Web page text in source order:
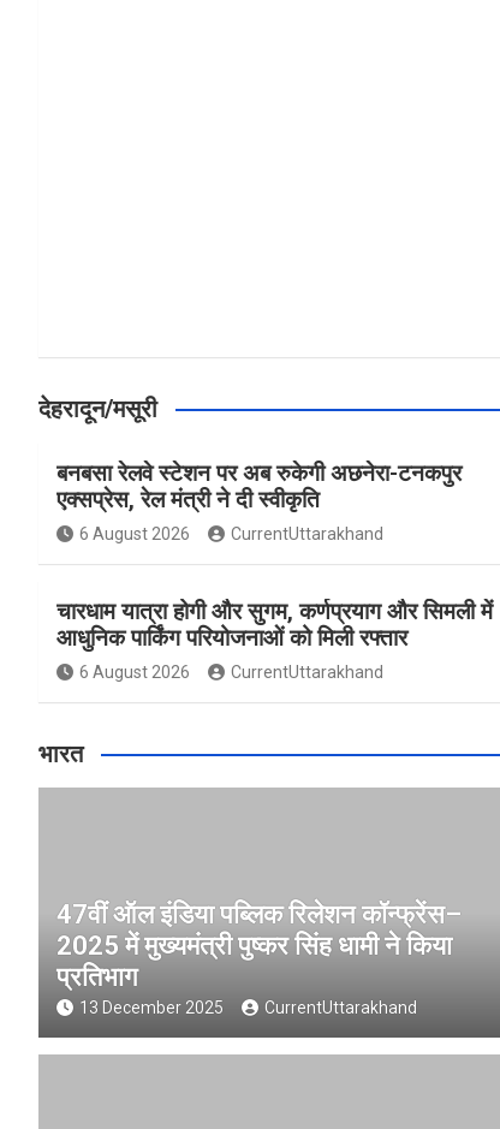
देहरादून/मसूरी
बनबसा रेलवे स्टेशन पर अब रुकेगी अछनेरा-टनकपुर
एक्सप्रेस, रेल मंत्री ने दी स्वीकृति
6 August 2026 CurrentUttarakhand
चारधाम यात्रा होगी और सुगम, कर्णप्रयाग और सिमली में
आधुनिक पार्किंग परियोजनाओं को मिली रफ्तार
6 August 2026 CurrentUttarakhand
भारत
47वीं ऑल इंडिया पब्लिक रिलेशन कॉन्फ्रेंस–
2025 में मुख्यमंत्री पुष्कर सिंह धामी ने किया
प्रतिभाग
13 December 2025 CurrentUttarakhand